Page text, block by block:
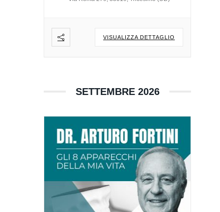
VISUALIZZA DETTAGLIO
SETTEMBRE 2026